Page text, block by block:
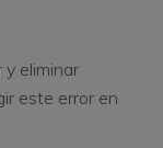
y eliminar
este error en